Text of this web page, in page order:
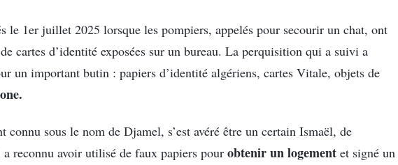
le 1er juillet 2025 lorsque les pompiers, appelés pour secourir un chat, ont
cartes d’identité exposées sur un bureau. La perquisition qui a suivi a
un important butin : papiers d’identité algériens, cartes Vitale, objets de
sous le nom de Djamel, s’est avéré être un certain Ismaël, de
reconnu avoir utilisé de faux papiers pour obtenir un logement et signé un